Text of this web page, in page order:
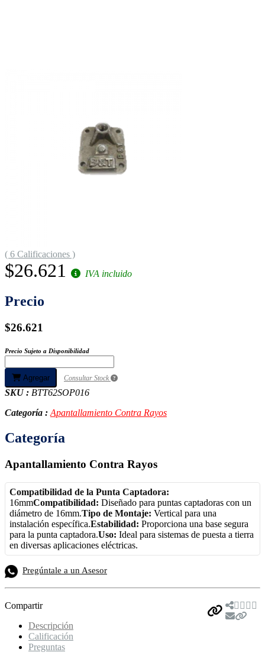
( 6 Calificaciones )
$26.621 IVA incluido
Precio
$26.621
Precio Sujeto a Disponibilidad
Agregar Consultar Stock
SKU : BTT62SOP016
Categoría :Apantallamiento Contra Rayos
Categoría
Apantallamiento Contra Rayos
Compatibilidad de la Punta Captadora:
16mmCompatibilidad: Diseñado para puntas captadoras con un
diámetro de 16mm.Tipo de Montaje: Vertical para una
instalación específica.Estabilidad: Proporciona una base segura
para la punta captadora.Uso: Ideal para sistemas de puesta a tierra
en diversas aplicaciones eléctricas.
Pregúntale a un Asesor
Compartir
Descripción
Calificación
Preguntas